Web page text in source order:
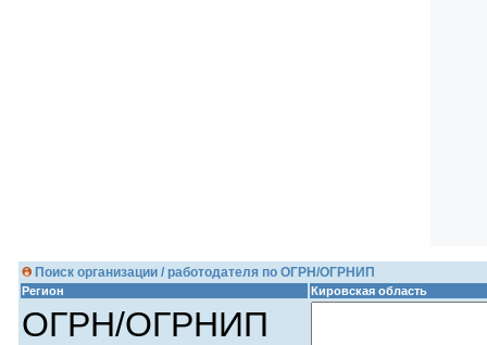
Поиск организации / работодателя по ОГРН/ОГРНИП
Регион Кировская область
ОГРН/ОГРНИП